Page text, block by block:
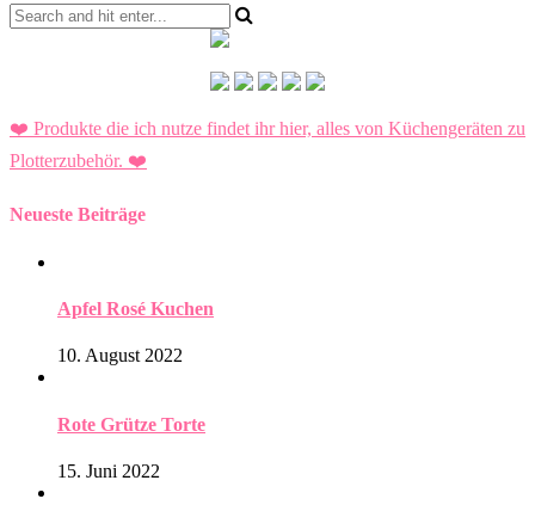
❤️ Produkte die ich nutze findet ihr hier, alles von Küchengeräten zu
Plotterzubehör. ❤️
Neueste Beiträge
Apfel Rosé Kuchen
10. August 2022
Rote Grütze Torte
15. Juni 2022